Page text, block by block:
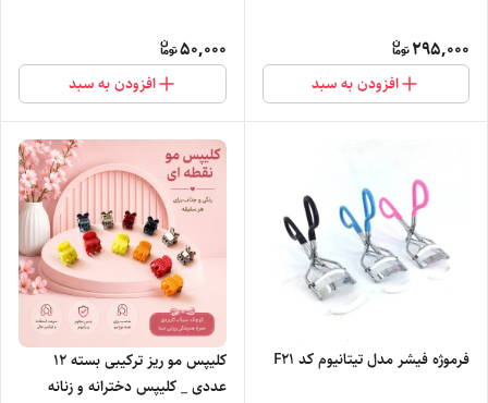
295,000
افزودن به سبد
50,000
افزودن به سبد
فرموژه فیشر مدل تیتانیوم کد F21
کلیپس مو ریز ترکیبی بسته ۱۲
عددی _ کلیپس دخترانه و زنانه